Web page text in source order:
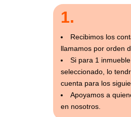
1.
Recibimos los
llamamos por orden
Si para 1
seleccionado, lo
cuenta para los
Apoyamos a
en nosotros.